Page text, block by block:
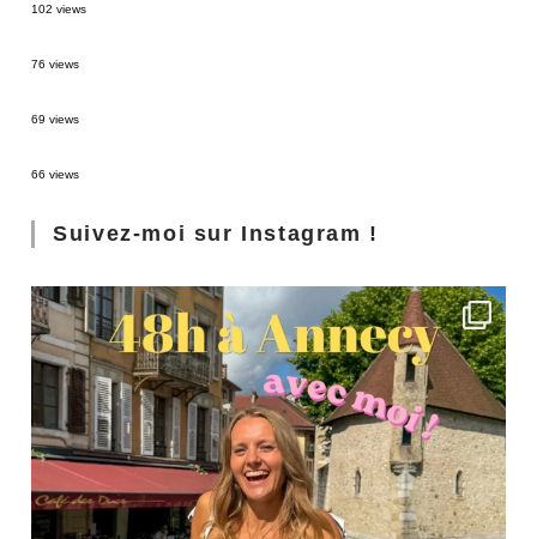
102 views
76 views
69 views
66 views
Suivez-moi sur Instagram !